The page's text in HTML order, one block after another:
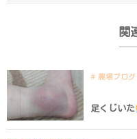
関
農場ブログ
足くじいた